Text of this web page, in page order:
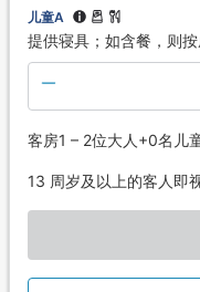
儿童A
提供寝具；如含餐，则
客房1 – 2位大人+0名儿
13 周岁及以上的客人即